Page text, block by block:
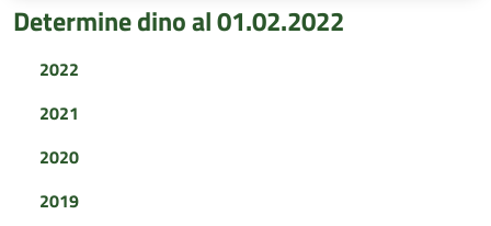
Determine dino al 01.02.2022
2022
2021
2020
2019